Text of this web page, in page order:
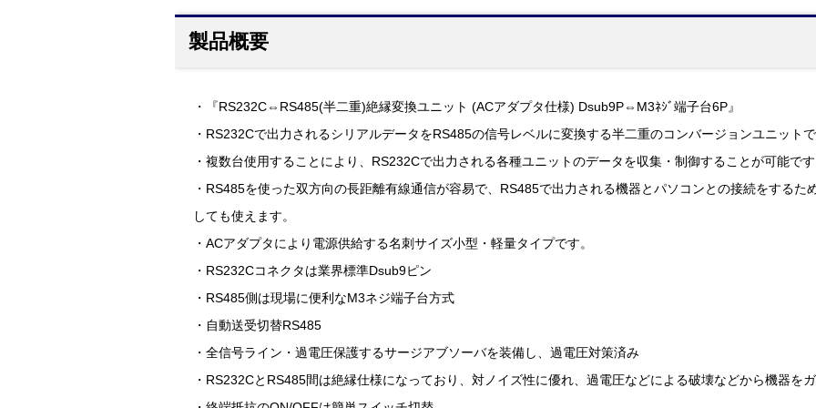
製品概要
・『RS232C⇔RS485(半二重)絶縁変換ユニット (ACアダプタ仕様) Dsub9P⇔M3ﾈｼﾞ端子台6P』
・RS232Cで出力されるシリアルデータをRS485の信号レベルに変換する半二重のコンバージョンユニットで
・複数台使用することにより、RS232Cで出力される各種ユニットのデータを収集・制御することが可能です
・RS485を使った双方向の長距離有線通信が容易で、RS485で出力される機器とパソコンとの接続をするた
しても使えます。
・ACアダプタにより電源供給する名刺サイズ小型・軽量タイプです。
・RS232Cコネクタは業界標準Dsub9ピン
・RS485側は現場に便利なM3ネジ端子台方式
・自動送受切替RS485
・全信号ライン・過電圧保護するサージアブソーバを装備し、過電圧対策済み
・RS232CとRS485間は絶縁仕様になっており、対ノイズ性に優れ、過電圧などによる破壊などから機器を